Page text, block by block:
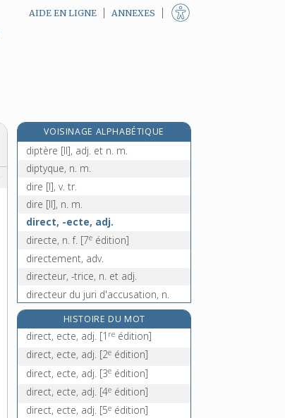
AIDE EN LIGNE ANNEXES
VOISINAGE ALPHABÉTIQUE
diptère [I], adj.
diptère [II], adj. et n. m.
diptyque, n. m.
dire [I], v. tr.
dire [II], n. m.
direct, -ecte, adj.
directe, n. f. [7e édition]
directement, adv.
directeur, -trice, n. et adj.
directeur du juri d'accusation, n.
m.[5eédition]
directif, -ive, adj.
direction, n. f.
directionnel, -elle, adj.
directive, n. f.
directivité, n. f.
HISTOIRE DU MOT
direct, ecte, adj. [1 re édition]
direct, ecte, adj. [2e édition]
direct, ecte, adj. [3e édition]
direct, ecte, adj. [4e édition]
direct, ecte, adj. [5e édition]